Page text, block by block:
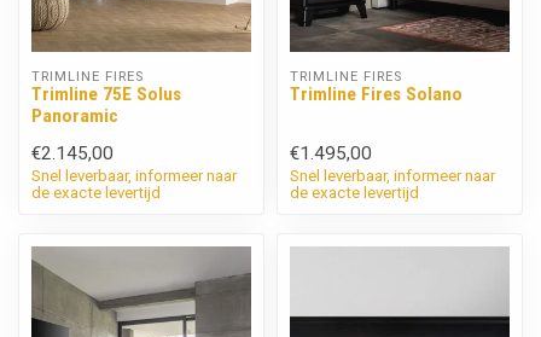
TRIMLINE FIRES
Trimline 75E Solus
Panoramic
€2.145,00
Snel leverbaar, informeer naar
de exacte levertijd
TRIMLINE FIRES
Trimline Fires Solano
€1.495,00
Snel leverbaar, informeer naar
de exacte levertijd